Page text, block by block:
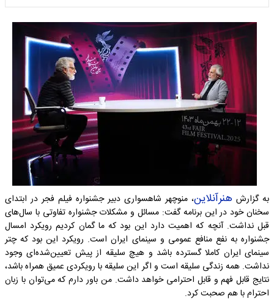
به گزارش هنرآنلاین، منوچهر شاهسواری دبیر جشنواره فیلم فجر در ابتدای
سخنان خود در این برنامه گفت: مسائل و مشکلات جشنواره تفاوتی با سال‌های
قبل نداشت. آنچه که اهمیت دارد این بود که ما گمان کردیم رویکرد امسال
جشنواره به نفع منافع عمومی و سینمای ایران است. رویکرد این بود که چتر
سینمای ایران کاملا گسترده باشد و هیچ سلیقه از پیش تعیین‌شده‌ای وجود
نداشت‌. همه زندگی سلیقه است و اگر این سلیقه با رویکردی عمیق همراه باشد،
نتایج قابل فهم و قابل احترامی خواهد داشت. من باور دارم که می‌توان با زبان
احترام با هم‌ صحبت کرد.